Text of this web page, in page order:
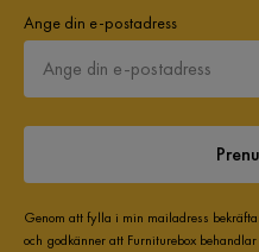
Ange din e-postadress
Genom att fylla i min mailadress
och godkänner att Furniturebox